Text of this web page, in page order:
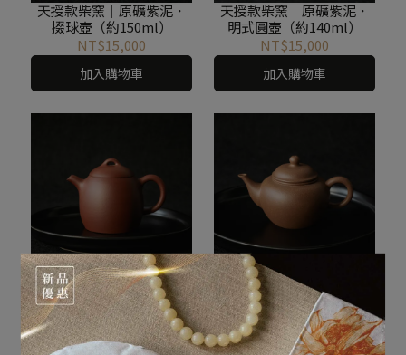
天授款柴窯｜原礦紫泥．
掇球壺（約150ml）
NT$15,000
加入購物車
天授款柴窯｜原礦紫泥．
明式圓壺（約140ml）
NT$15,000
加入購物車
天授款柴窯｜底槽清．秦
權壺（約200ml）
NT$16,000
加入購物車
天授款柴窯｜降坡泥．鴿
嘴壺（約145ml）
NT$15,000
加入購物車